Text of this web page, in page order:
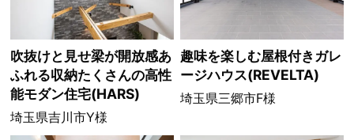
吹抜けと見せ梁が開放感あ
ふれる収納たくさんの高性
能モダン住宅(HARS)
埼玉県吉川市Y様
趣味を楽しむ屋根付きガレ
ージハウス(REVELTA)
埼玉県三郷市F様